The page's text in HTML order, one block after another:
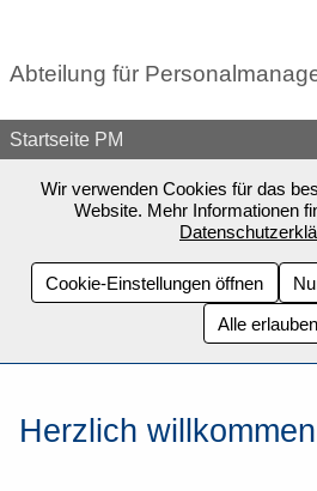
Abteilung für
Startseite PM
Wir verwenden Cookies für das
Website. Mehr Informationen
Cookie-Einstellungen öffnen
Alle erlauben
Herzlich